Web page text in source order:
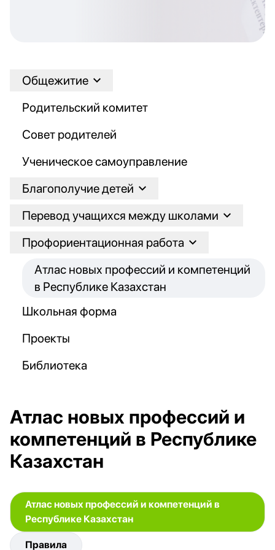
Общежитие
Родительский комитет
Совет родителей
Ученическое самоуправление
Благополучие детей
Перевод учащихся между школами
Профориентационная работа
Атлас новых профессий и компетенций
в Республике Казахстан
Школьная форма
Проекты
Библиотека
Атлас новых профессий и
компетенций в Республике
Казахстан
Атлас новых профессий и компетенций в
Республике Казахстан
Правила